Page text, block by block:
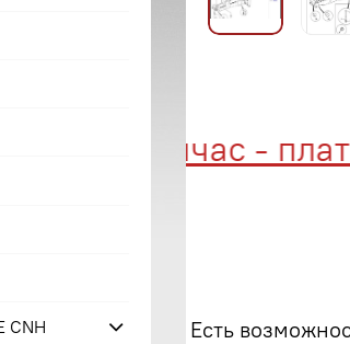
Купи сейчас - плати
Есть
CNH